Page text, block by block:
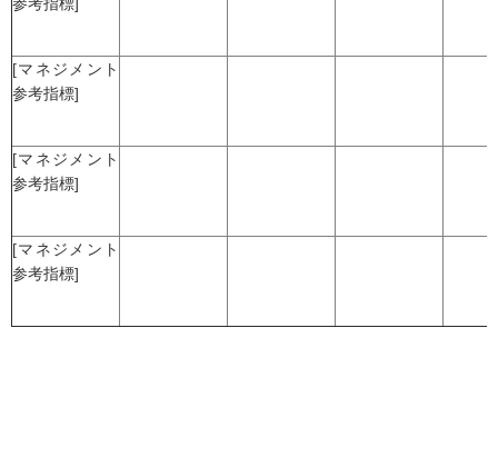
[マネジメント
参考指標]
[マネジメント
参考指標]
[マネジメント
参考指標]